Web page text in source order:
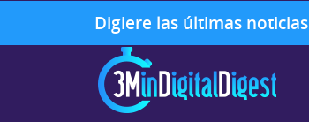
Digiere las últimas